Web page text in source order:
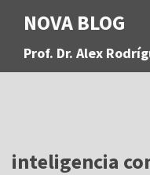
a
NOVA BLOG
Prof. Dr. Alex
inteligencia